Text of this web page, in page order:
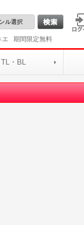
エ 期間限定無料
TL・BL